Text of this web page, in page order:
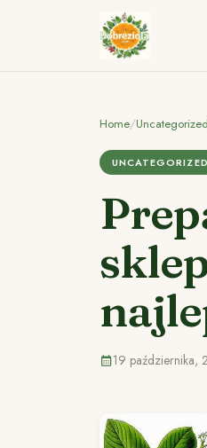
Home/Uncategorized
UNCATEGORIZED
19 października,